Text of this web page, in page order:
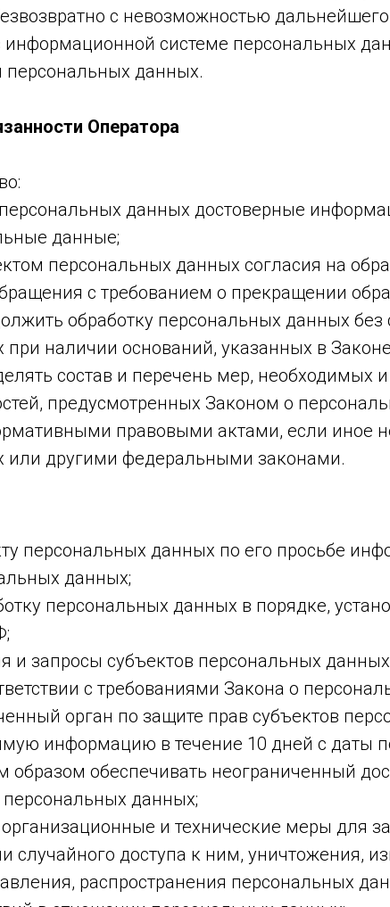
с невозможностью
системе персональных
персональных данных.
Оператора
персональных данных достоверные
данные;
персональных данных согласия на
с требованием о прекращении
обработку персональных данных без
наличии оснований, указанных в
состав и перечень мер, необходимых
предусмотренных Законом о
правовыми актами, если иное
или другими федеральными законами.
персональных данных по его просьбе
данных;
персональных данных в порядке,
и запросы субъектов персональных
с требованиями Закона о
орган по защите прав субъектов
информацию в течение 10 дней с даты
образом обеспечивать неограниченный
данных;
и технические меры для
случайного доступа к ним, уничтожения,
распространения персональных